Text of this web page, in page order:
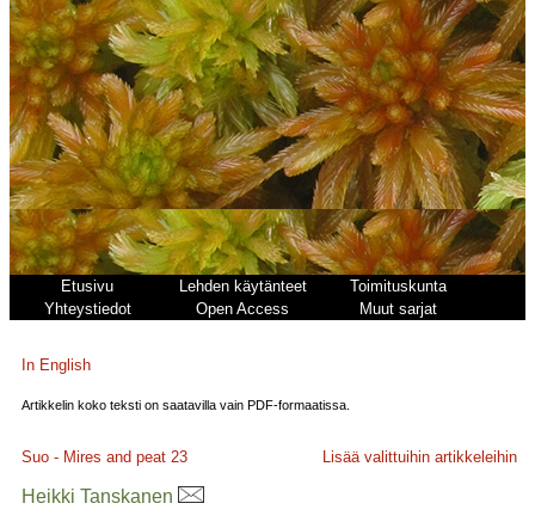
Etusivu Lehden käytänteet
Toimituskunta
Yhteystiedot
Open Access Muut sarjat
In English
Artikkelin koko teksti on saatavilla vain PDF-formaatissa.
Suo - Mires and peat 23 Lisää valittuihin artikkeleihin
Heikki Tanskanen